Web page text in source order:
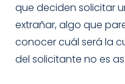
que deciden solicitar
extrañar, algo que
conocer cuál será la
del solicitante no es